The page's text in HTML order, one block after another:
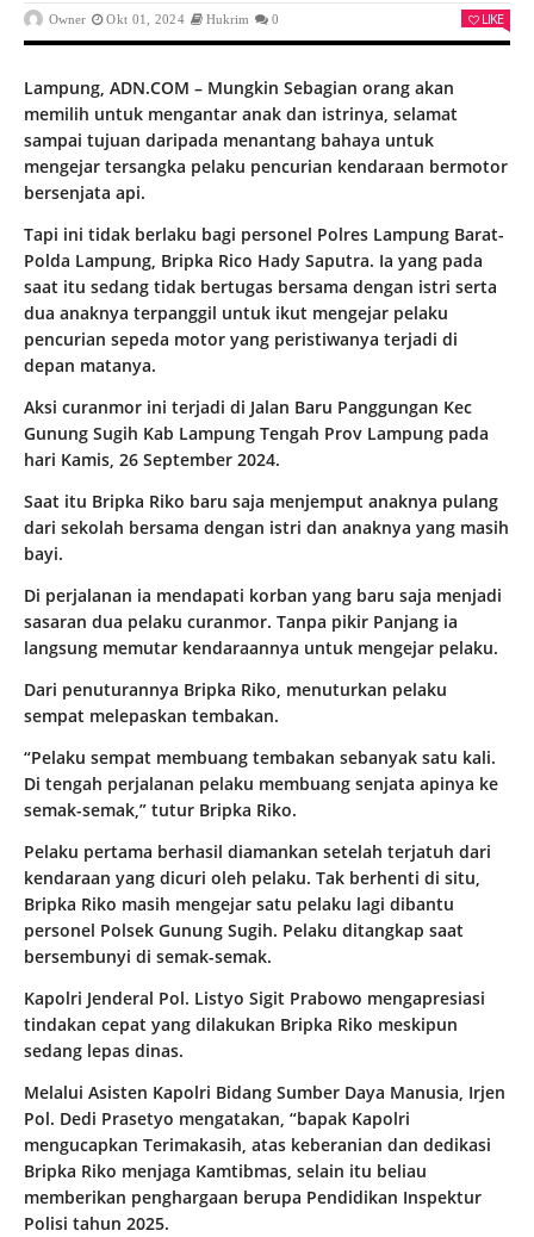
Owner Okt 01, 2024 Hukrim 0 LIKE
Lampung, ADN.COM – Mungkin Sebagian orang akan
memilih untuk mengantar anak dan istrinya, selamat
sampai tujuan daripada menantang bahaya untuk
mengejar tersangka pelaku pencurian kendaraan bermotor
bersenjata api.
Tapi ini tidak berlaku bagi personel Polres Lampung Barat-
Polda Lampung, Bripka Rico Hady Saputra. Ia yang pada
saat itu sedang tidak bertugas bersama dengan istri serta
dua anaknya terpanggil untuk ikut mengejar pelaku
pencurian sepeda motor yang peristiwanya terjadi di
depan matanya.
Aksi curanmor ini terjadi di Jalan Baru Panggungan Kec
Gunung Sugih Kab Lampung Tengah Prov Lampung pada
hari Kamis, 26 September 2024.
Saat itu Bripka Riko baru saja menjemput anaknya pulang
dari sekolah bersama dengan istri dan anaknya yang masih
bayi.
Di perjalanan ia mendapati korban yang baru saja menjadi
sasaran dua pelaku curanmor. Tanpa pikir Panjang ia
langsung memutar kendaraannya untuk mengejar pelaku.
Dari penuturannya Bripka Riko, menuturkan pelaku
sempat melepaskan tembakan.
“Pelaku sempat membuang tembakan sebanyak satu kali.
Di tengah perjalanan pelaku membuang senjata apinya ke
semak-semak,” tutur Bripka Riko.
Pelaku pertama berhasil diamankan setelah terjatuh dari
kendaraan yang dicuri oleh pelaku. Tak berhenti di situ,
Bripka Riko masih mengejar satu pelaku lagi dibantu
personel Polsek Gunung Sugih. Pelaku ditangkap saat
bersembunyi di semak-semak.
Kapolri Jenderal Pol. Listyo Sigit Prabowo mengapresiasi
tindakan cepat yang dilakukan Bripka Riko meskipun
sedang lepas dinas.
Melalui Asisten Kapolri Bidang Sumber Daya Manusia, Irjen
Pol. Dedi Prasetyo mengatakan, “bapak Kapolri
mengucapkan Terimakasih, atas keberanian dan dedikasi
Bripka Riko menjaga Kamtibmas, selain itu beliau
memberikan penghargaan berupa Pendidikan Inspektur
Polisi tahun 2025.